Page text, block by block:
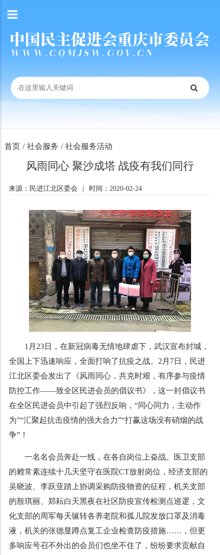
首页 / 社会服务 / 社会服务活动
风雨同心 聚沙成塔 战疫有我们同行
来源：民进江北区委会 时间：2020-02-24
1月23日，在新冠病毒无情地肆虐下，武汉宣布封城，
全国上下迅速响应，全面打响了抗疫之战。2月7日，民进
江北区委会发出了《风雨同心，共克时艰，有序参与疫情
防控工作——致全区民进会员的倡议书》，这一封倡议书
在全区民进会员中引起了强烈反响，“同心同力，主动作
为”“汇聚起抗击疫情的强大合力”“打赢这场没有硝烟的战
争”！
一名名会员奔赴一线，在各自岗位上奋战。医卫支部
的赖常素连续十几天坚守在医院CT放射岗位，经济支部的
吴晓波、李跃亚踏上协调采购防疫物资的征程，机关支部
的殷琪丽、郑耘白天黑夜在社区防疫宣传检测点巡逻，文
化支部的周军每天辗转各养老院和孤儿院发放口罩及消毒
液，机关的张德显蹲点复工企业检查防疫措施……，但更
多响应号召不外出的会员们也坐不住了，纷纷要求贡献自